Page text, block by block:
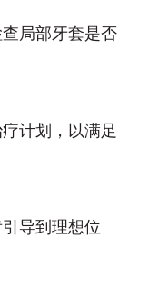
局部牙套是否
计划，以满足
导到理想位